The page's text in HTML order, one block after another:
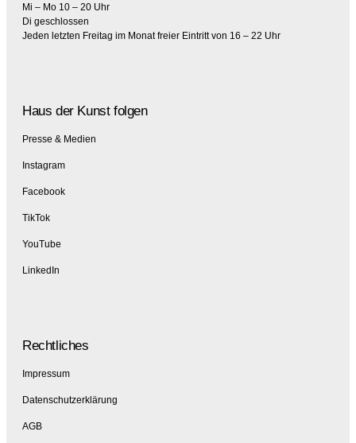
Mi – Mo 10 – 20 Uhr
Di geschlossen
Jeden letzten Freitag im Monat freier Eintritt von 16 – 22 Uhr
Haus der Kunst folgen
Presse & Medien
Instagram
Facebook
TikTok
YouTube
LinkedIn
Rechtliches
Impressum
Datenschutzerklärung
AGB